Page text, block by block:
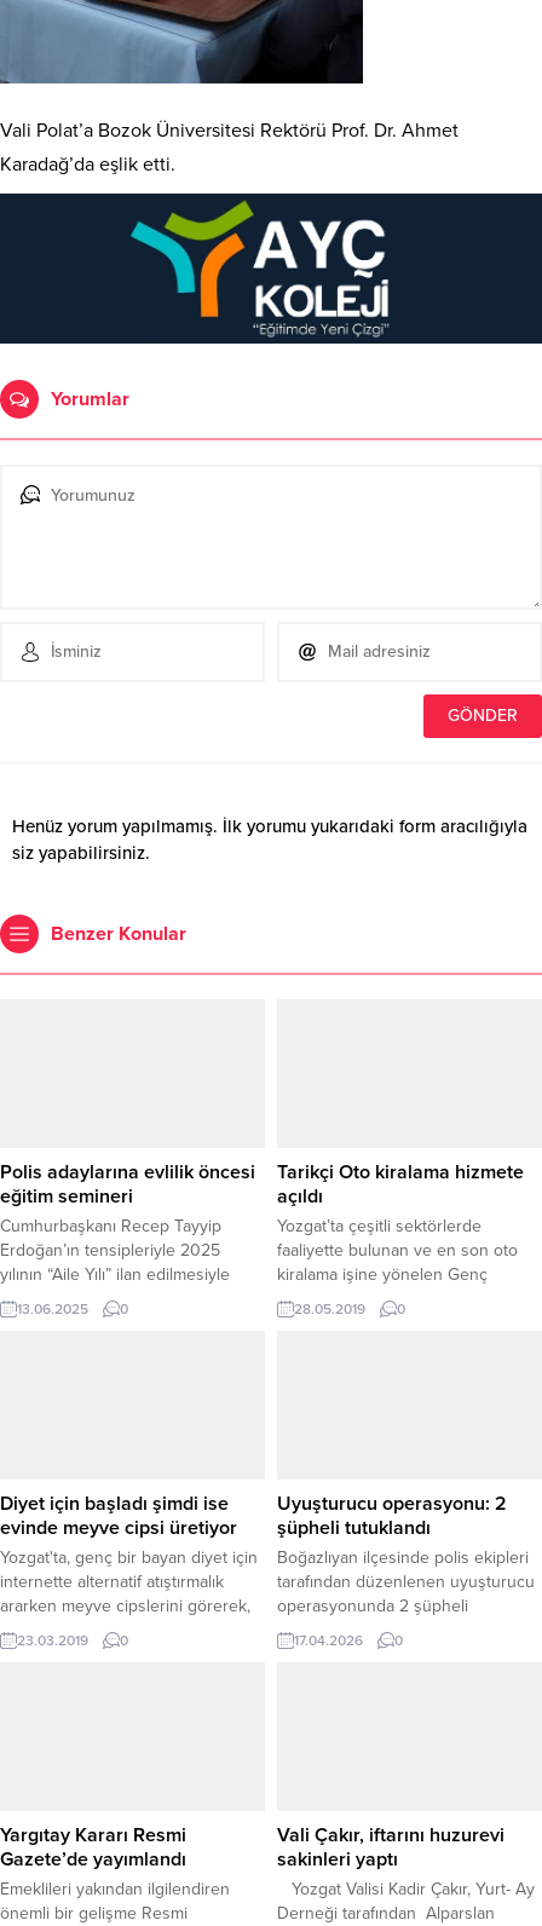
Vali Polat’a Bozok Üniversitesi Rektörü Prof. Dr. Ahmet
Karadağ’da eşlik etti.
Yorumlar
Henüz yorum yapılmamış. İlk yorumu yukarıdaki form aracılığıyla
siz yapabilirsiniz.
Benzer Konular
Polis adaylarına evlilik öncesi
eğitim semineri
Cumhurbaşkanı Recep Tayyip
Erdoğan’ın tensipleriyle 2025
yılının “Aile Yılı” ilan edilmesiyle
birlikte, aile kurumunun korunması
ve güçlendirilmesine yönelik
Yozgat Polis Meslek Eğitim
Merkezi’nde...
13.06.2025 0
Tarikçi Oto kiralama hizmete
açıldı
Yozgat’ta çeşitli sektörlerde
faaliyette bulunan ve en son oto
kiralama işine yönelen Genç
Müteşebbis Arif Tarikçi, yeni ve son
model araçlarla Tarikçi Oto
28.05.2019 0
Diyet için başladı şimdi ise
evinde meyve cipsi üretiyor
Yozgat'ta, genç bir bayan diyet için
internette alternatif atıştırmalık
ararken meyve cipslerini görerek,
sonrasında evlerinin mutfağında
oluşturduğu küçük atölyesinde
23.03.2019 0
Uyuşturucu operasyonu: 2
şüpheli tutuklandı
Boğazlıyan ilçesinde polis ekipleri
tarafından düzenlenen uyuşturucu
operasyonunda 2 şüpheli
yakalanarak tutuklandı. Boğazlıyan
İlçe Emniyet Müdürlüğü ile Narkotik
ikametlerinden çıktıkları sırada
düzenlenen operasyonla yakalandı.
Şahısların üzerlerinde ve
ikametlerinde yapılan...
17.04.2026 0
Yargıtay Kararı Resmi
Gazete’de yayımlandı
Emeklileri yakından ilgilendiren
önemli bir gelişme Resmi
Vali Çakır, iftarını huzurevi
sakinleri yaptı
Yozgat Valisi Kadir Çakır, Yurt- Ay
Derneği tarafından Alparslan